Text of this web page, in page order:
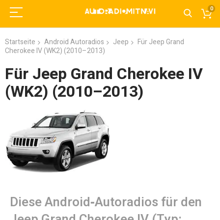
0
Startseite Android Autoradios Jeep
Für Jeep Grand
Cherokee IV (WK2) (2010–2013)
Für Jeep Grand Cherokee IV
(WK2) (2010–2013)
Diese Android‑Autoradios für den